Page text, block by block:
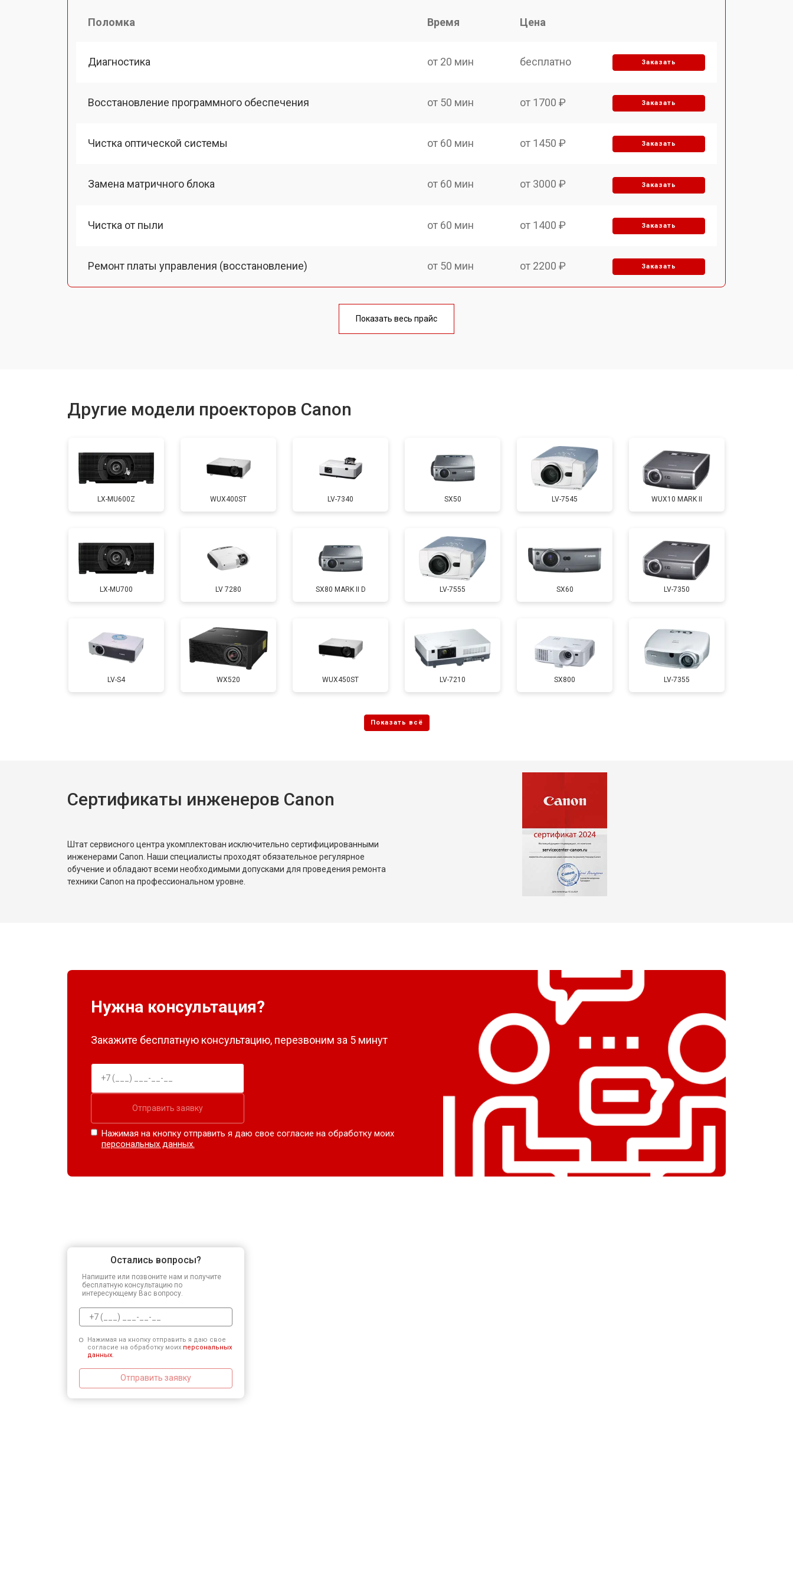
Поломка Время Цена
Диагностика от 20 мин бесплатно Заказать
Восстановление программного обеспечения от 50 мин от 1700 ₽ Заказать
Чистка оптической системы от 60 мин от 1450 ₽ Заказать
Замена матричного блока от 60 мин от 3000 ₽ Заказать
Чистка от пыли от 60 мин от 1400 ₽ Заказать
Ремонт платы управления (восстановление) от 50 мин от 2200 ₽ Заказать
от 60 мин
Ремонт блока питания от 70 мин от 2000 ₽ Заказать
Замена блока розжига от 50 мин от 1900 ₽ Заказать
Показать весь прайс
Другие модели проекторов Canon
LX-MU600Z WUX400ST LV-7340 SX50 LV-7545 WUX10 MARK II
LX-MU700 LV 7280 SX80 MARK II D LV-7555 SX60 LV-7350
LV-S4 WX520 WUX450ST LV-7210 SX800 LV-7355
Сертификаты инженеров Canon
Штат сервисного центра укомплектован исключительно сертифицированными
инженерами Canon. Наши специалисты проходят обязательное регулярное
обучение и обладают всеми необходимыми допусками для проведения ремонта
техники Canon на профессиональном уровне.
Нужна консультация?
Закажите бесплатную консультацию, перезвоним за 5 минут
Отправить заявку
Нажимая на кнопку отправить я даю свое согласие на обработку моих
персональных данных.
Остались вопросы?
Напишите или позвоните нам и получите
бесплатную консультацию по
интересующему Вас вопросу.
Нажимая на кнопку отправить я даю свое
согласие на обработку моих персональных
данных.
Отправить заявку